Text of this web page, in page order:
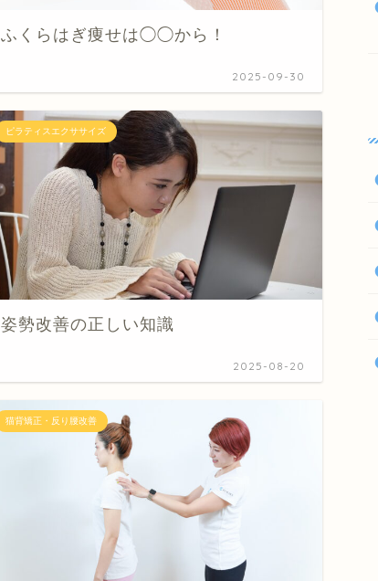
ふくらはぎ痩せは◯◯から！
2025-09-30
ピラティスエクササイズ
姿勢改善の正しい知識
2025-08-20
猫背矯正・反り腰改善